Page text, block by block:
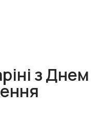
з Днем